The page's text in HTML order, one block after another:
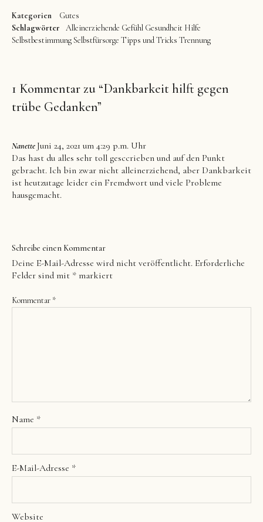
Kategorien
Gutes
Schlagwörter
Alleinerziehende Gefühl Gesundheit Hilfe
SelbstbestimmungSelbstfürsorge Tipps und Tricks Trennung
1 Kommentar zu “Dankbarkeit hilft gegen
trübe Gedanken”
NanetteJuni 24, 2021 um 4:29 p.m. Uhr
Das hast du alles sehr toll gesccrieben und auf den Punkt
gebracht. Ich bin zwar nicht alleinerziehend, aber Dankbarkeit
ist heutzutage leider ein Fremdwort und viele Probleme
hausgemacht.
Schreibe einen Kommentar
Deine E-Mail-Adresse wird nicht veröffentlicht. Erforderliche
Felder sind mit * markiert
Kommentar *
Name *
E-Mail-Adresse *
Website